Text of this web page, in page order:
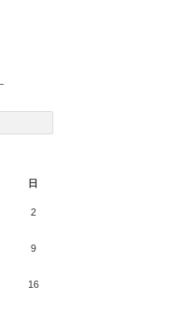
日
2
9
16